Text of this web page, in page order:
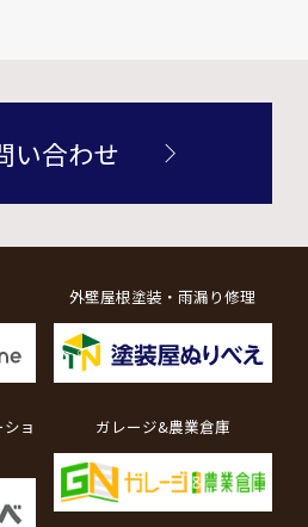
い合わせ
外壁屋根塗装・雨漏り修理
ョ
ガレージ&農業倉庫